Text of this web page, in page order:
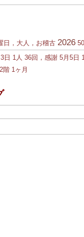
日，大人，お稽古 2026
日 1人 36回，感謝 5月5日
2階 1ヶ月